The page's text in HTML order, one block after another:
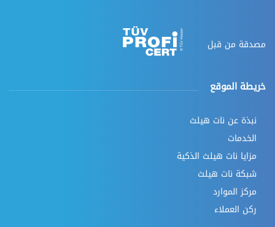
مصدقة من قبل
خريطة الموقع
نبذة عن نات هيلث
الخدمات
مزايا نات هيلث الذكية
شبكة نات هيلث
مركز الموارد
ركن العملاء